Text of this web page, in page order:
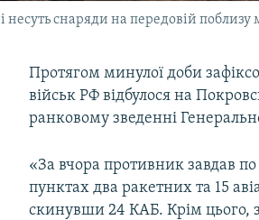
несуть снаряди на передовій
Протягом минулої доби
військ РФ відбулося на
ранковому зведенні
«За вчора противник завдав по
пунктах два ракетних та 15
скинувши 24 КАБ. Крім цього,